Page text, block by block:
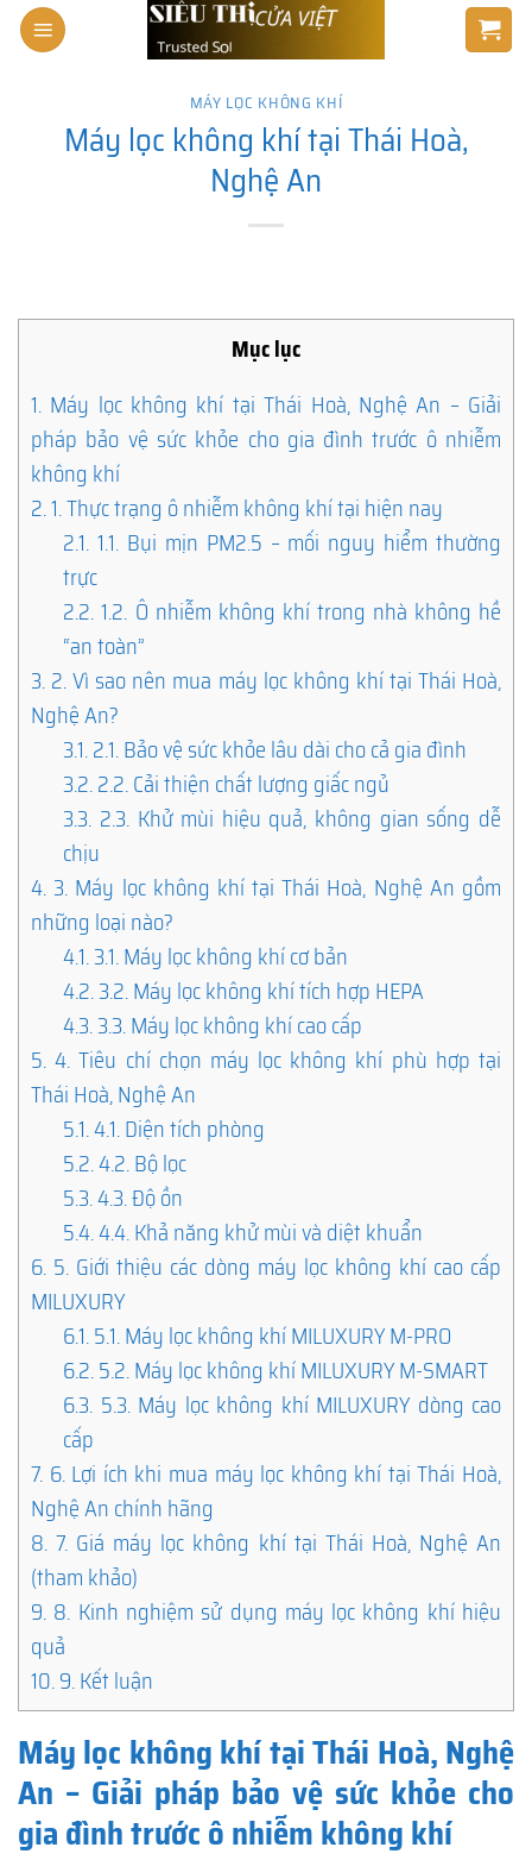
Skip
MÁY LỌC KHÔNG KHÍ
Máy lọc không khí tại Thái Hoà,
Nghệ An
Mục lục
1. Máy lọc không khí tại Thái Hoà, Nghệ An – Giải
pháp bảo vệ sức khỏe cho gia đình trước ô nhiễm
không khí
2.1. Thực trạng ô nhiễm không khí tại hiện nay
2.1. 1.1. Bụi mịn PM2.5 – mối nguy hiểm thường
trực
2.2. 1.2. Ô nhiễm không khí trong nhà không hề
“an toàn”
3. 2. Vì sao nên mua máy lọc không khí tại Thái Hoà,
Nghệ An?
3.1.2.1. Bảo vệ sức khỏe lâu dài cho cả gia đình
3.2.2.2. Cải thiện chất lượng giấc ngủ
3.3. 2.3. Khử mùi hiệu quả, không gian sống dễ
chịu
4. 3. Máy lọc không khí tại Thái Hoà, Nghệ An gồm
những loại nào?
4.1.3.1. Máy lọc không khí cơ bản
4.2.3.2. Máy lọc không khí tích hợp HEPA
4.3.3.3. Máy lọc không khí cao cấp
5. 4. Tiêu chí chọn máy lọc không khí phù hợp tại
Thái Hoà, Nghệ An
5.1.4.1. Diện tích phòng
5.2.4.2. Bộ lọc
5.3.4.3. Độ ồn
5.4.4.4. Khả năng khử mùi và diệt khuẩn
6. 5. Giới thiệu các dòng máy lọc không khí cao cấp
MILUXURY
6.1.5.1. Máy lọc không khí MILUXURY M-PRO
6.2.5.2. Máy lọc không khí MILUXURY M-SMART
6.3. 5.3. Máy lọc không khí MILUXURY dòng cao
cấp
7. 6. Lợi ích khi mua máy lọc không khí tại Thái Hoà,
Nghệ An chính hãng
8. 7. Giá máy lọc không khí tại Thái Hoà, Nghệ An
(tham khảo)
9. 8. Kinh nghiệm sử dụng máy lọc không khí hiệu
quả
10.9. Kết luận
Máy lọc không khí tại Thái Hoà, Nghệ
An – Giải pháp bảo vệ sức khỏe cho
gia đình trước ô nhiễm không khí